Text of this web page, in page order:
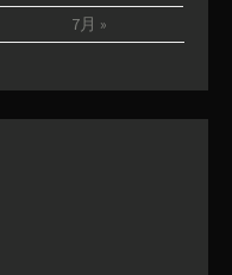
7月 »